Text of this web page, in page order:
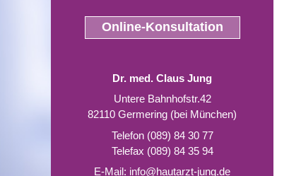
Online-Konsultation
Dr. med. Claus Jung
Untere Bahnhofstr.42
82110 Germering (bei München)
Telefon (089) 84 30 77
Telefax (089) 84 35 94
E-Mail: info@hautarzt-jung.de